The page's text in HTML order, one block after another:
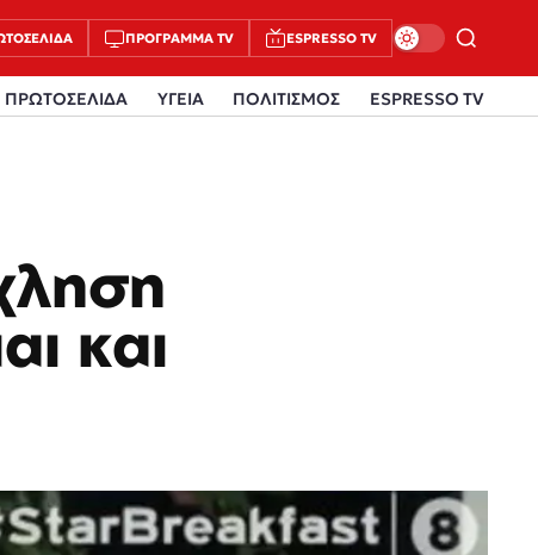
ΠΡΌΓΡΑΜΜΑ TV ESPRESSO TV
ΠΡΩΤΟΣΕΛΙΔΑ ΥΓΕΙΑ ΠΟΛΙΤΙΣΜΟΣ ESPRESSO TV
και